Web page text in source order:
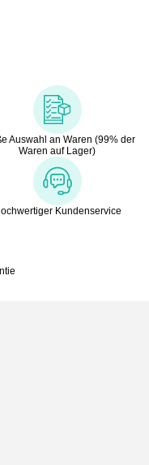
Auswahl an Waren (99% der
Waren auf Lager)
Kundenservice